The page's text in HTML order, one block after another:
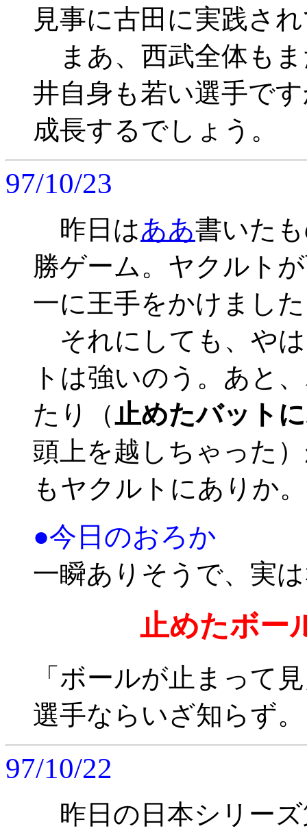
見事に古田に実践さ
まあ、西武全体も
井自身も若い選手で
成長するでしょう。
97/10/23
昨日はああ書いた
勝ゲーム。ヤクルト
一に王手をかけまし
それにしても、や
トは強いのう。あと
たり（止めたバット
頭上を越しちゃった
もヤクルトにありか。
●今日のおろか
一瞬ありそうで、実
止めたボー
「ボールが止まって
選手ならいざ知らず。
97/10/22
昨日の日本シリーズ